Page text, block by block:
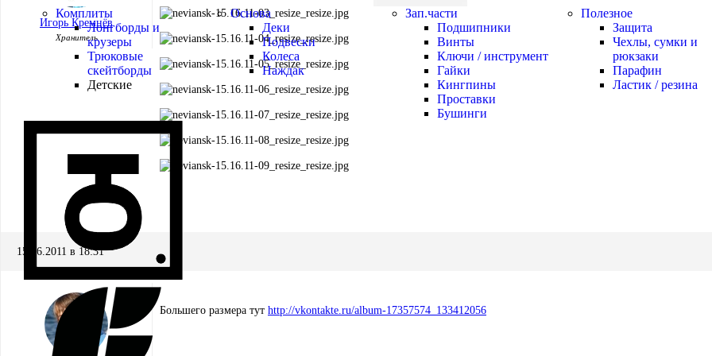
Комплиты
Лонгборды и
крузеры
Трюковые
скейтборды
Детские
Основа
Деки
Подвески
Колеса
Наждак
Зап.части
Подшипники
Винты
Ключи / инструмент
Гайки
Кингпины
Проставки
Бушинги
Полезное
Защита
Чехлы, сумки и
рюкзаки
Парафин
Ластик / резина
Игорь Кремнёв
Хранитель
15.06.2011 в 18:31
Большего размера тут http://vkontakte.ru/album-17357574_133412056